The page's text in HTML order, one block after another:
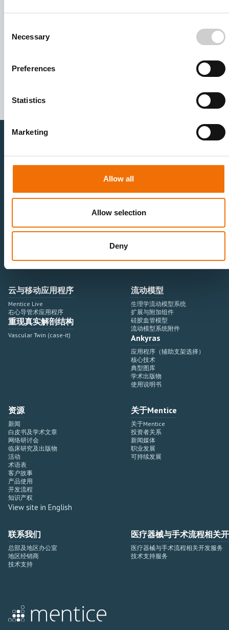
Selection
Necessary
Preferences
Statistics
Marketing
Allow all
Allow selection
Deny
I agree to allow Mentice to store and process my personal
data. See our
for details or to opt-out at any
外周血管领域
产品使用
研究与开发
销售与市场营销
专业教育
开发流程
血管造影设备集成 虚拟模拟
云与移动应用程序
Mentice Live
右心导管术应用程序
重现真实解剖结构
Vascular Twin (case-it)
流动模型
生理学流动模型系统
扩展与附加组件
硅胶血管模型
流动模型系统附件
Ankyras
应用程序（辅助支架选择）
核心技术
典型图库
学术出版物
使用说明书
资源
新闻
白皮书及学术文章
网络研讨会
临床研究及出版物
活动
术语表
客户故事
产品使用
开发流程
知识产权
View site in English
关于Mentice
关于Mentice
投资者关系
新闻媒体
职业发展
可持续发展
联系我们
总部及地区办公室
地区经销商
技术支持
医疗器械与手术流程相关
医疗器械与手术流程相关开发服务
技术支持服务